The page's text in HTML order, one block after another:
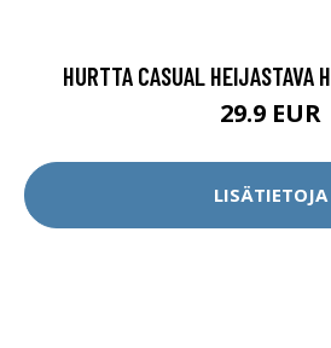
HURTTA CASUAL HEIJASTAVA
29.9 EUR
LISÄTIETOJA